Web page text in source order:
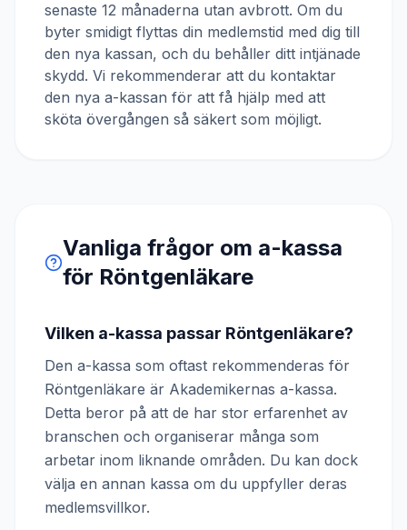
senaste 12 månaderna utan avbrott. Om du
byter smidigt flyttas din medlemstid med dig till
den nya kassan, och du behåller ditt intjänade
skydd. Vi rekommenderar att du kontaktar
den nya a-kassan för att få hjälp med att
sköta övergången så säkert som möjligt.
Vanliga frågor om a-kassa
för Röntgenläkare
Vilken a-kassa passar Röntgenläkare?
Den a-kassa som oftast rekommenderas för
Röntgenläkare är Akademikernas a-kassa.
Detta beror på att de har stor erfarenhet av
branschen och organiserar många som
arbetar inom liknande områden. Du kan dock
välja en annan kassa om du uppfyller deras
medlemsvillkor.